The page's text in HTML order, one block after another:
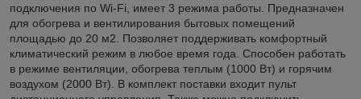
подключения по Wi-Fi, имеет 3 режима работы. Предназначен
для обогрева и вентилирования бытовых помещений
площадью до 20 м2. Позволяет поддерживать комфортный
климатический режим в любое время года. Способен работать
в режиме вентиляции, обогрева теплым (1000 Вт) и горячим
воздухом (2000 Вт). В комплект поставки входит пульт